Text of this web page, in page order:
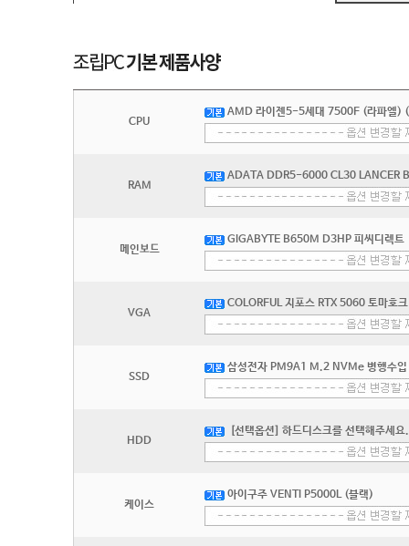
CPU
AMD 라이젠5-5세대 7500F (라파엘)
RAM
ADATA DDR5-6000 CL30 LANCER
메인보드
GIGABYTE B650M D3HP 피씨디렉트
VGA
COLORFUL 지포스 RTX 5060 토마호
SSD
삼성전자 PM9A1 M.2 NVMe 병행수
HDD
[선택옵션] 하드디스크를 선택해주세요.
케이스
아이구주 VENTI P5000L (블랙)